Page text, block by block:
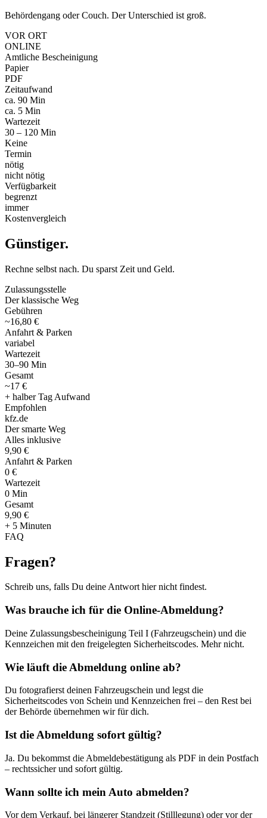
Behördengang oder Couch. Der Unterschied ist groß.
VOR ORT
ONLINE
Amtliche Bescheinigung
Papier
PDF
Zeitaufwand
ca. 90 Min
ca. 5 Min
Wartezeit
30 – 120 Min
Keine
Termin
nötig
nicht nötig
Verfügbarkeit
begrenzt
immer
Kostenvergleich
Günstiger.
Rechne selbst nach. Du sparst Zeit und Geld.
Zulassungsstelle
Der klassische Weg
Gebühren
~16,80 €
Anfahrt & Parken
variabel
Wartezeit
30–90 Min
Gesamt
~17 €
+ halber Tag Aufwand
Empfohlen
kfz.de
Der smarte Weg
Alles inklusive
9,90 €
Anfahrt & Parken
0 €
Wartezeit
0 Min
Gesamt
9,90 €
+ 5 Minuten
FAQ
Fragen?
Schreib uns, falls Du deine Antwort hier nicht findest.
Was brauche ich für die Online-Abmeldung?
Deine Zulassungsbescheinigung Teil I (Fahrzeugschein) und die
Kennzeichen mit den freigelegten Sicherheitscodes. Mehr nicht.
Wie läuft die Abmeldung online ab?
Du fotografierst deinen Fahrzeugschein und legst die
Sicherheitscodes von Schein und Kennzeichen frei – den Rest bei
der Behörde übernehmen wir für dich.
Ist die Abmeldung sofort gültig?
Ja. Du bekommst die Abmeldebestätigung als PDF in dein Postfach
– rechtssicher und sofort gültig.
Wann sollte ich mein Auto abmelden?
Vor dem Verkauf, bei längerer Standzeit (Stilllegung) oder vor der